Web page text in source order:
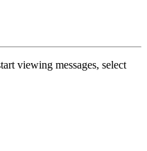
viewing messages, select